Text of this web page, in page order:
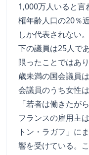
1,000万人いると
権年齢人口の20％
しか代表されない
下の議員は25人で
限ったことではあ
歳未満の国会議員
会議員のうち女性
「若者は働きたが
フランスの雇用主
トン・ラガフ」に
響を受けている。